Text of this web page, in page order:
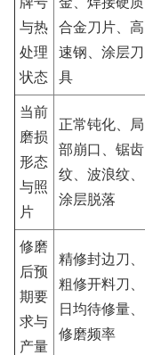
与热
处理
状态
合金刀片、高
速钢、涂层刀
具
当前
磨损
形态
与照
片
正常钝化、局
部崩口、锯齿
纹、波浪纹、
涂层脱落
修磨
后预
期要
求与
产量
精修封边刀、
粗修开料刀、
日均待修量、
修磨频率